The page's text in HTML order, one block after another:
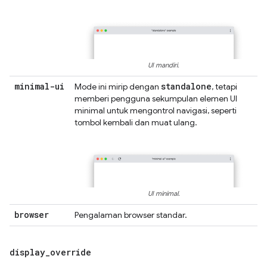
UI mandiri.
minimal-ui Mode ini mirip dengan standalone, tetapi
memberi pengguna sekumpulan elemen UI
minimal untuk mengontrol navigasi, seperti
tombol kembali dan muat ulang.
UI minimal.
browser Pengalaman browser standar.
display_override